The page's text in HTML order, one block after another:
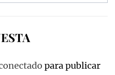
para publicar